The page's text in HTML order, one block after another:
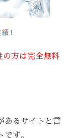
方は完全無料
あるサイトと言
す。